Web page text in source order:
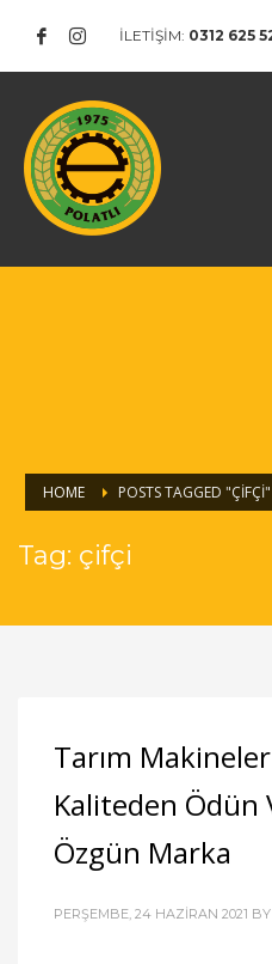
İLETİŞİM: 0312 625
HOME POSTS TAGGED "ÇIFÇI"
Tag: çifçi
Tarım
Kaliteden Ödün
Özgün Marka
PERŞEMBE, 24 HAZIRAN 2021 BY